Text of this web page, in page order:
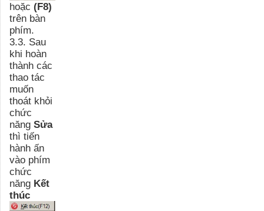
hoặc (F8)
trên bàn
phím.
3.3. Sau
khi hoàn
thành các
thao tác
muốn
thoát khỏi
chức
năng Sửa
thì tiến
hành ấn
vào phím
chức
năng Kết
thúc